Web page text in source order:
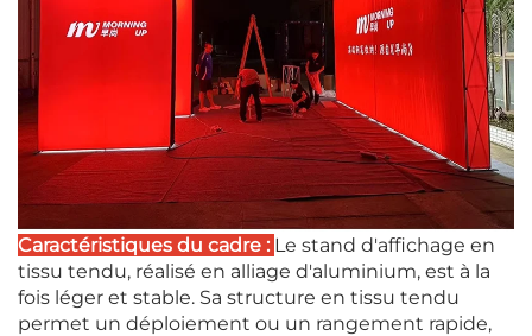
Caractéristiques du cadre : Le stand d'affichage en
tissu tendu, réalisé en alliage d'aluminium, est à la
fois léger et stable. Sa structure en tissu tendu
permet un déploiement ou un rangement rapide,